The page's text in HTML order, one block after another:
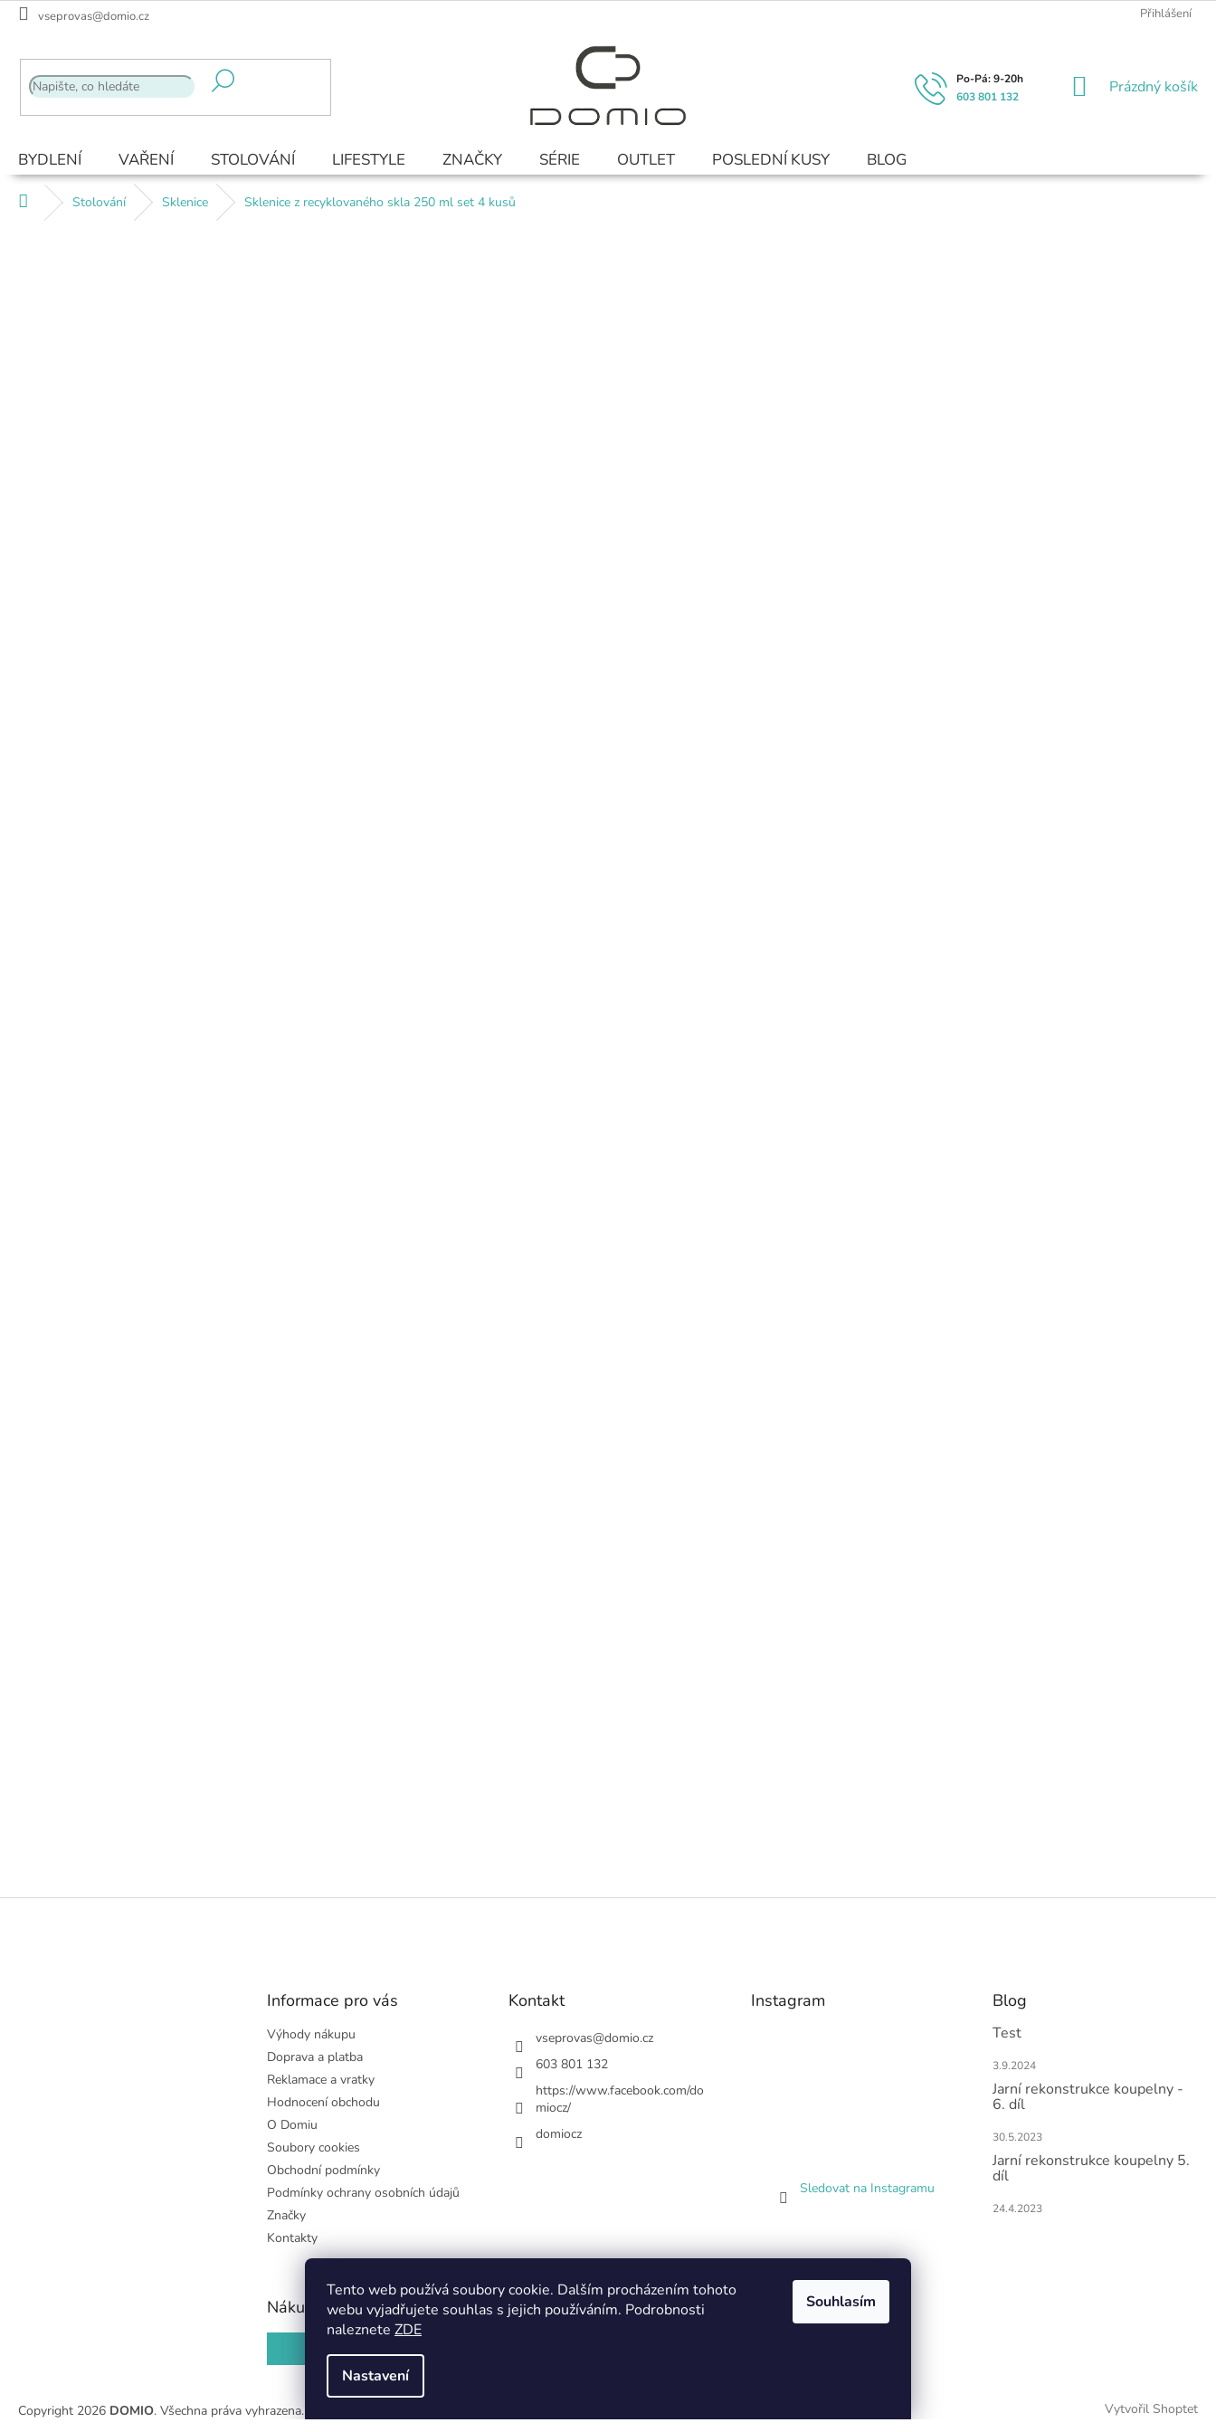
Tento web používá soubory cookie. Dalším procházením tohoto
webu vyjadřujete souhlas s jejich používáním. Podrobnosti
naleznete ZDE
Nastavení
Souhlasím
Přejít
vseprovas@domio.cz Přihlášení
603 801 132
NÁKUPNÍ
Prázdný košík
BYDLENÍ VAŘENÍ STOLOVÁNÍ LIFESTYLE ZNAČKY SÉRIE OUTLET POSLEDNÍ KUSY BLOG
Domů Stolování Sklenice Sklenice z recyklovaného skla 250 ml set 4 kusů
Z
Informace pro vás
Výhody nákupu
Doprava a platba
Reklamace a vratky
Hodnocení obchodu
O Domiu
Soubory cookies
Obchodní podmínky
Podmínky ochrany osobních údajů
Značky
Kontakty
Kontakt
vseprovas@domio.cz
603 801 132
https://www.facebook.com/do
miocz/
domiocz
Instagram
Sledovat na Instagramu
Blog
Test
3.9.2024
Jarní rekonstrukce koupelny -
6. díl
30.5.2023
Jarní rekonstrukce koupelny 5.
díl
24.4.2023
Nákupní košík
Vytvořil Shoptet
Copyright 2026 DOMIO. Všechna práva vyhrazena.